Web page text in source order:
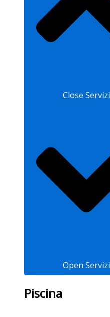
Close Servizi
Open Servizi
Piscina